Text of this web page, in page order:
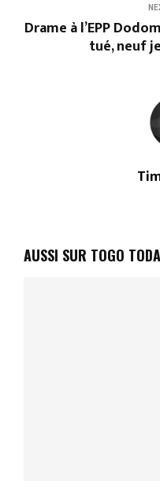
Drame à l’EPP
tué, neuf
AUSSI SUR TOGO